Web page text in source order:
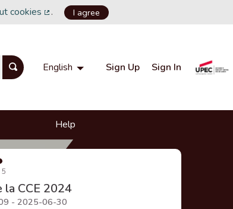
cookies
(External link)
. I agree
English Choisir la langue Choose language
Sign Up Sign In
Help
5
la CCE 2024
- 2025-06-30